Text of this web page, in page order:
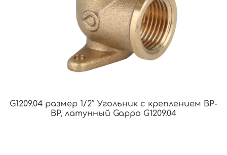
G1209.04 размер 1/2″ Угольник с креплением ВР-
ВР, латунный Gappo G1209.04